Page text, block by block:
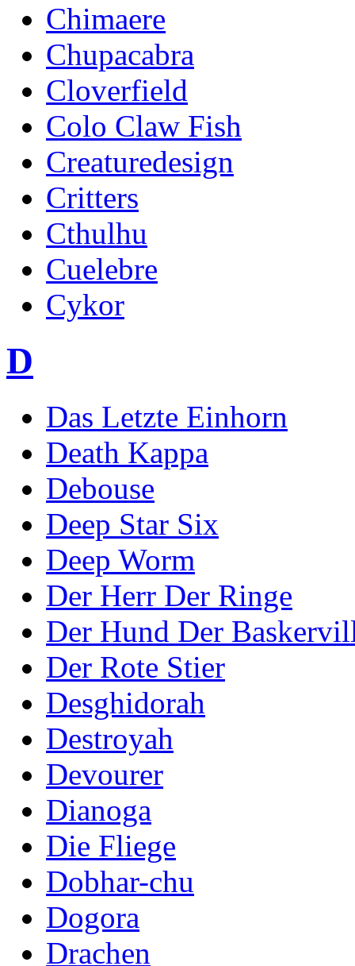
Chimaere
Chupacabra
Cloverfield
Colo Claw Fish
Creaturedesign
Critters
Cthulhu
Cuelebre
Cykor
D
Das Letzte Einhorn
Death Kappa
Debouse
Deep Star Six
Deep Worm
Der Herr Der Ringe
Der Hund Der
Der Rote Stier
Desghidorah
Destroyah
Devourer
Dianoga
Die Fliege
Dobhar-chu
Dogora
Drachen